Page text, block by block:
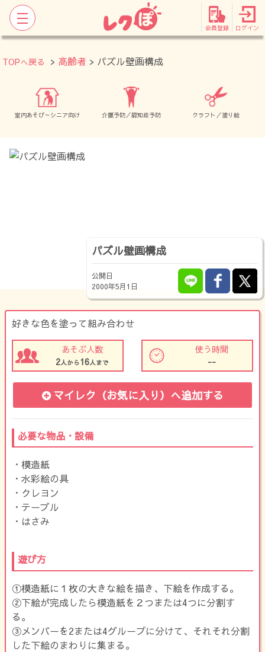
会員登録 ログイン
TOPへ戻る > 高齢者 > パズル壁画構成
室内あそび～シニア向け 介護予防／認知症予防 クラフト／塗り絵
パズル壁画構成
公開日
2000年5月1日
好きな色を塗って組み合わせ
あそぶ人数
2人から16人まで
使う時間
--
マイレク（お気に入り） へ追加する
必要な物品・設備
・模造紙
・水彩絵の具
・クレヨン
・テーブル
・はさみ
遊び方
①模造紙に１枚の大きな絵を描き、下絵を作成する。
②下絵が完成したら模造紙を２つまたは4つに分割す
る。
③メンバーを2または4グループに分けて、それそれ分割
した下絵のまわりに集まる。